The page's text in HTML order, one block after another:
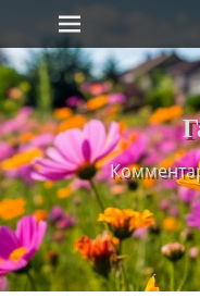
Skip
to
content
Primary Menu